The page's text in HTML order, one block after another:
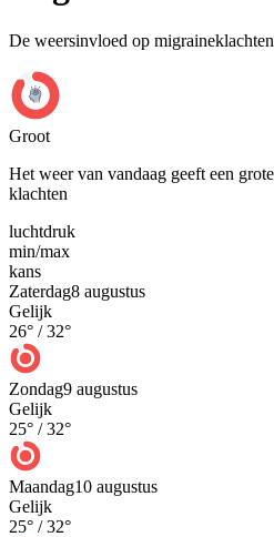
De weersinvloed op
Groot
Het weer van vandaag geeft een
klachten
luchtdruk
min/max
kans
Zaterdag8 augustus
Gelijk
26° /32°
Zondag9 augustus
Gelijk
25° /32°
Maandag10 augustus
Gelijk
25° /32°